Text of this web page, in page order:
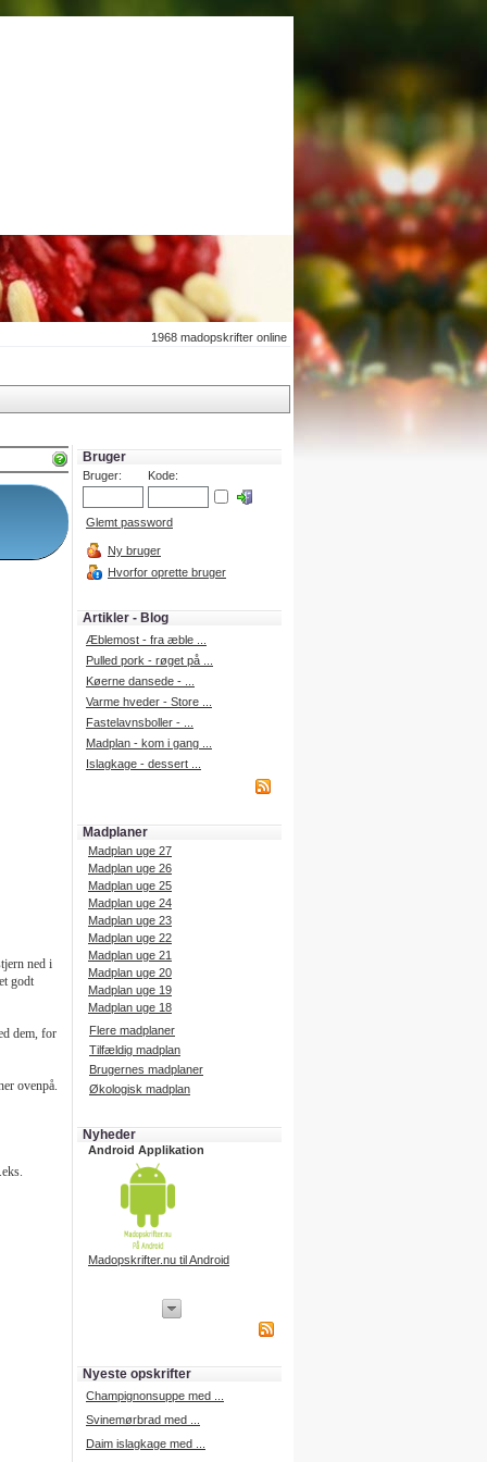
1968 madopskrifter online
ned i
godt
dem, for
ovenpå.
Bruger
Bruger: Kode:
Glemt password
Ny bruger
Hvorfor oprette bruger
Artikler - Blog
Æblemost - fra æble ...
Pulled pork - røget på ...
Køerne dansede - ...
Varme hveder - Store ...
Fastelavnsboller - ...
Madplan - kom i gang ...
Islagkage - dessert ...
Madplaner
Madplan uge 27
Madplan uge 26
Madplan uge 25
Madplan uge 24
Madplan uge 23
Madplan uge 22
Madplan uge 21
Madplan uge 20
Madplan uge 19
Madplan uge 18
Flere madplaner
Tilfældig madplan
Brugernes madplaner
Økologisk madplan
Nyheder
Android Applikation
Madopskrifter.nu til Android
iPhone udvikling
Nyeste opskrifter
Champignonsuppe med ...
Svinemørbrad med ...
Daim islagkage med ...